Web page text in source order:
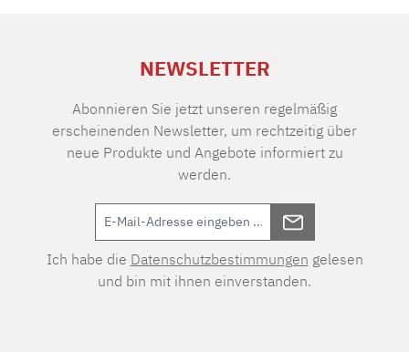
NEWSLETTER
Abonnieren Sie jetzt unseren regelmäßig
erscheinenden Newsletter, um rechtzeitig über
neue Produkte und Angebote informiert zu
werden.
Ich habe die Datenschutzbestimmungen gelesen
und bin mit ihnen einverstanden.